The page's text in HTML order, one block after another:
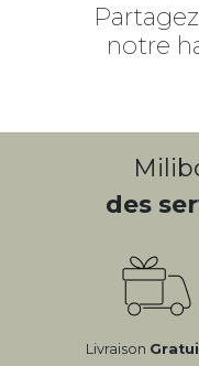
notre
des
Livraison